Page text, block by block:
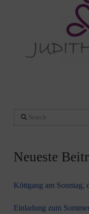
Search
Neueste
Köttgang am Sonntag,
Einladung zum